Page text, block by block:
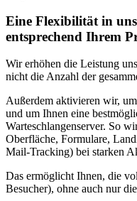
Eine Flexibilität in
entsprechend Ihrem
Wir erhöhen die Leistung
nicht die Anzahl der
Außerdem aktivieren wir,
und um Ihnen eine
Warteschlangenserver. So
Oberfläche, Formulare,
Mail-Tracking) bei starken
Das ermöglicht Ihnen, die
Besucher), ohne auch nur